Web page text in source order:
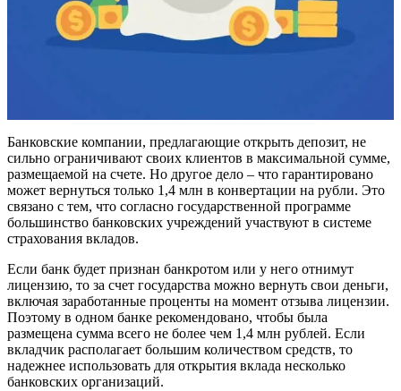
Банковские компании, предлагающие открыть депозит, не
сильно ограничивают своих клиентов в максимальной сумме,
размещаемой на счете. Но другое дело – что гарантировано
может вернуться только 1,4 млн в конвертации на рубли. Это
связано с тем, что согласно государственной программе
большинство банковских учреждений участвуют в системе
страхования вкладов.
Если банк будет признан банкротом или у него отнимут
лицензию, то за счет государства можно вернуть свои деньги,
включая заработанные проценты на момент отзыва лицензии.
Поэтому в одном банке рекомендовано, чтобы была
размещена сумма всего не более чем 1,4 млн рублей. Если
вкладчик располагает большим количеством средств, то
надежнее использовать для открытия вклада несколько
банковских организаций.